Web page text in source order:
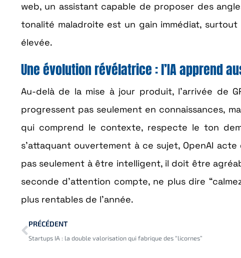
web, un assistant capable de proposer des
tonalité maladroite est un gain immédiat,
élevée.
Une évolution révélatrice : l’IA apprend
Au-delà de la mise à jour produit, l’arrivée de
progressent pas seulement en connaissances,
qui comprend le contexte, respecte le ton
s’attaquant ouvertement à ce sujet, OpenAI
pas seulement à être intelligent, il doit être
seconde d’attention compte, ne plus dire
plus rentables de l’année.
PRÉCÉDENT
Startups IA : la double valorisation qui fabrique des “licornes”